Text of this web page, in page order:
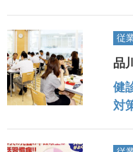
従
品
健
対